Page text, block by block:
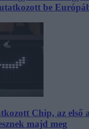
be
Chip, az első
majd meg